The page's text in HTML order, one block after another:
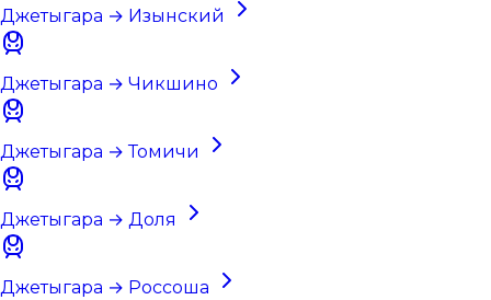
Джетыгара → Изынский
Джетыгара → Чикшино
Джетыгара → Томичи
Джетыгара → Доля
Джетыгара → Россоша